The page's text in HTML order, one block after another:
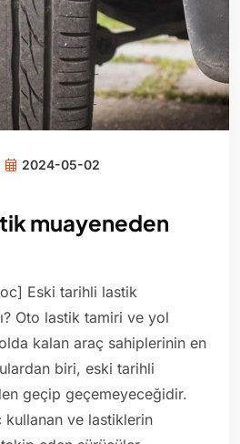
2024-05-02
muayeneden
Eski tarihli lastik
Oto lastik tamiri ve yol
kalan araç sahiplerinin en
biri, eski tarihli
geçip geçemeyeceğidir.
kullanan ve lastiklerin